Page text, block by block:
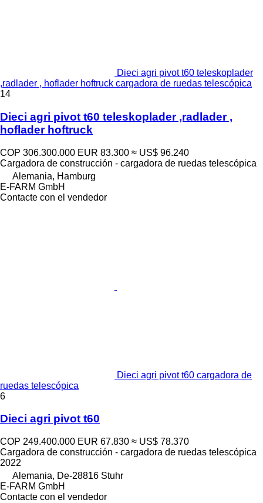
Dieci agri pivot t60 teleskoplader
,radlader , hoflader hoftruck cargadora de ruedas telescópica
14
Dieci agri pivot t60 teleskoplader ,radlader ,
hoflader hoftruck
COP 306.300.000 EUR 83.300 ≈ US$ 96.240
Cargadora de construcción - cargadora de ruedas telescópica
Alemania, Hamburg
E-FARM GmbH
Contacte con el vendedor
Dieci agri pivot t60 cargadora de
ruedas telescópica
6
Dieci agri pivot t60
COP 249.400.000 EUR 67.830 ≈ US$ 78.370
Cargadora de construcción - cargadora de ruedas telescópica
2022
Alemania, De-28816 Stuhr
E-FARM GmbH
Contacte con el vendedor